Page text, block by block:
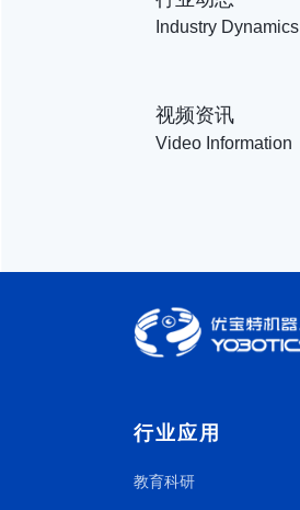
Industry Dynamics
视频资讯
Video Information
行业应用
教育科研